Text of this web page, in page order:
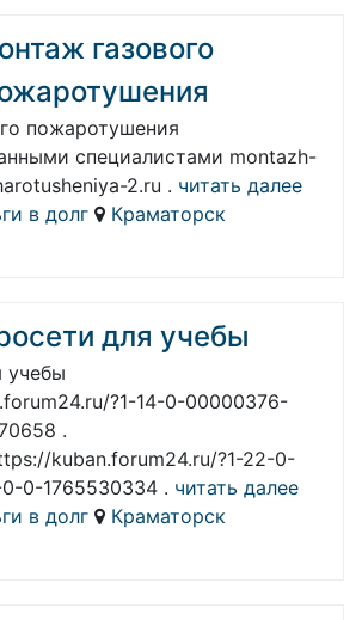
газового
пожаротушения
специалистами montazh-
2.ru . читать далее
в долг
Краматорск
для учебы
учебы
?1-14-0-00000376-
.
kuban.forum24.ru/?1-22-0-
0-1765530334 . читать далее
в долг
Краматорск